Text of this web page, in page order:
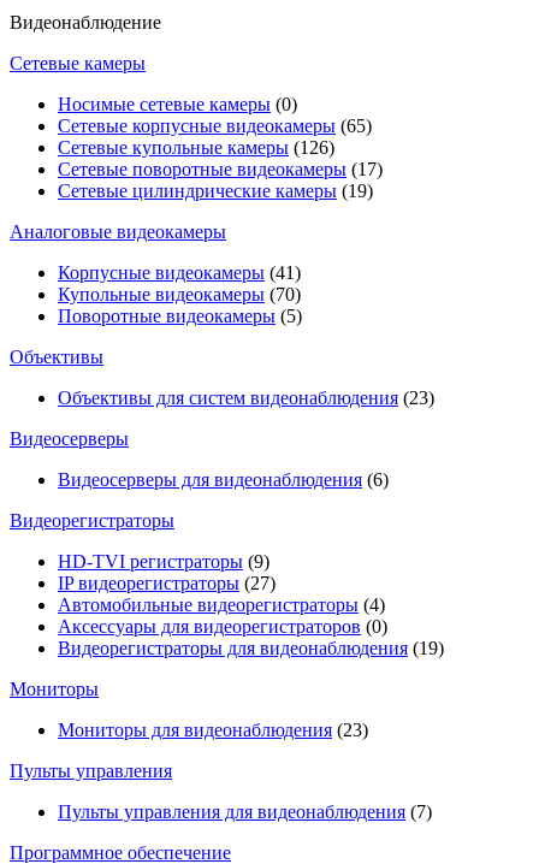
Видеонаблюдение
Сетевые камеры
Носимые сетевые камеры (0)
Сетевые корпусные видеокамеры (65)
Сетевые купольные камеры (126)
Сетевые поворотные видеокамеры (17)
Сетевые цилиндрические камеры (19)
Аналоговые видеокамеры
Корпусные видеокамеры (41)
Купольные видеокамеры (70)
Поворотные видеокамеры (5)
Объективы
Объективы для систем видеонаблюдения (23)
Видеосерверы
Видеосерверы для видеонаблюдения (6)
Видеорегистраторы
HD-TVI регистраторы (9)
IP видеорегистраторы (27)
Автомобильные видеорегистраторы (4)
Аксессуары для видеорегистраторов (0)
Видеорегистраторы для видеонаблюдения (19)
Мониторы
Мониторы для видеонаблюдения (23)
Пульты управления
Пульты управления для видеонаблюдения (7)
Программное обеспечение